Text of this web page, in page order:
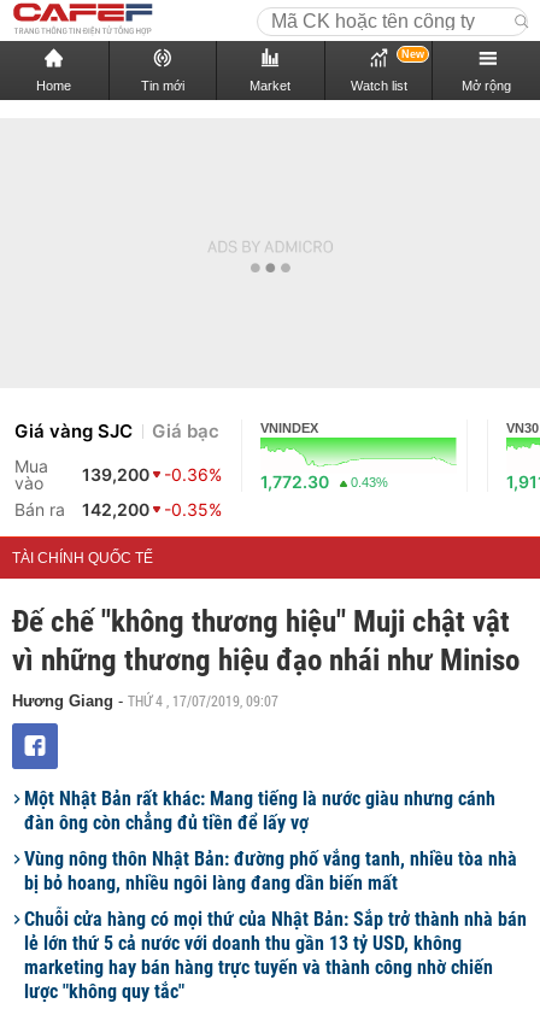
Home Tin mới Market Watch list
New
Mở rộng
Giá vàng SJC Giá bạc
Mua
vào
139,200
-0.36%
Bán ra
142,200 -0.35%
VNINDEX
1,772.30 0.43%
VN30
TÀI CHÍNH QUỐC TẾ
Đế chế "không thương hiệu" Muji chật vật
vì những thương hiệu đạo nhái như Miniso
Hương Giang - THỨ 4 , 17/07/2019, 09:07
Một Nhật Bản rất khác: Mang tiếng là nước giàu nhưng cánh
đàn ông còn chẳng đủ tiền để lấy vợ
Vùng nông thôn Nhật Bản: đường phố vắng tanh, nhiều tòa nhà
bị bỏ hoang, nhiều ngôi làng đang dần biến mất
Chuỗi cửa hàng có mọi thứ của Nhật Bản: Sắp trở thành nhà bán
lẻ lớn thứ 5 cả nước với doanh thu gần 13 tỷ USD, không
marketing hay bán hàng trực tuyến và thành công nhờ chiến
lược "không quy tắc"